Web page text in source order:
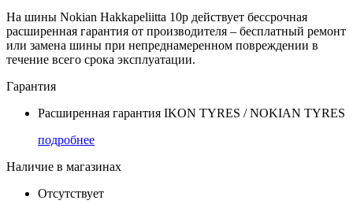
На шины Nokian Hakkapeliitta 10p действует бессрочная
расширенная гарантия от производителя – бесплатный ремонт
или замена шины при непреднамеренном повреждении в
течение всего срока эксплуатации.
Гарантия
Расширенная гарантия IKON TYRES / NOKIAN TYRES
подробнее
Наличие в магазинах
Отсутствует